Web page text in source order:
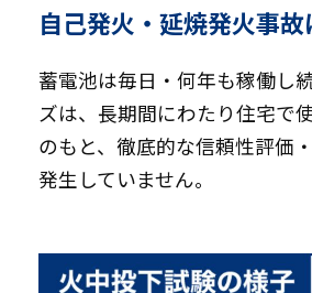
自己発火・延焼発火事
蓄電池は毎日・何年も稼働し
ズは、長期間にわたり住宅で
のもと、徹底的な信頼性評価
発生していません。